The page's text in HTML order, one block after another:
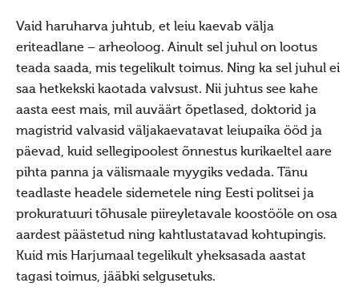
Kose kihelkond
Haljala kihelkond
Ebavere kihelkond
Juelehtme kihelkond
Maardu hiis
Palukyla Hiiemägi
Hiie sõber
Uudised/press
Uudised
Vaid haruharva juhtub, et leiu kaevab välja
eriteadlane – arheoloog. Ainult sel juhul on lootus
teada saada, mis tegelikult toimus. Ning ka sel juhul ei
saa hetkekski kaotada valvsust. Nii juhtus see kahe
aasta eest mais, mil auväärt õpetlased, doktorid ja
magistrid valvasid väljakaevatavat leiupaika ööd ja
päevad, kuid sellegipoolest õnnestus kurikaeltel aare
pihta panna ja välismaale myygiks vedada. Tänu
teadlaste headele sidemetele ning Eesti politsei ja
prokuratuuri tõhusale piireyletavale koostööle on osa
aardest päästetud ning kahtlustatavad kohtupingis.
Kuid mis Harjumaal tegelikult yheksasada aastat
tagasi toimus, jääbki selgusetuks.